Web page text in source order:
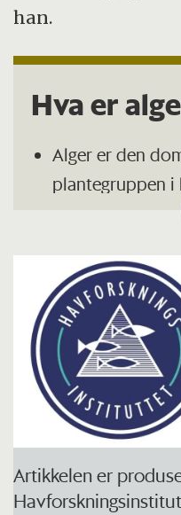
han.
Hva er
Alger er den
plantegruppen i
deles inn i to:
Planteplankton
Planktonalger er
nytteplanter –
biologisk
Planteplankton
planter der
arter er giftige.
Når en alge
Artikkelen er